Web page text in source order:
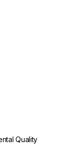
Quality